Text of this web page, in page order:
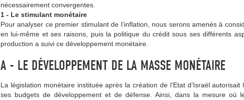
nécessairement convergentes.
1 - Le stimulant monétaire
Pour analyser ce premier stimulant de l’inflation, nous serons amenés à
en lui-même et ses raisons, puis la politique du crédit sous ses différents
production a suivi ce développement monétaire.
A - LE DÉVELOPPEMENT DE LA MASSE MONÉTAIRE
La législation monétaire instituée après la création de l’Etat d’Israël
ses budgets de développement et de défense. Ainsi, dans la mesure où